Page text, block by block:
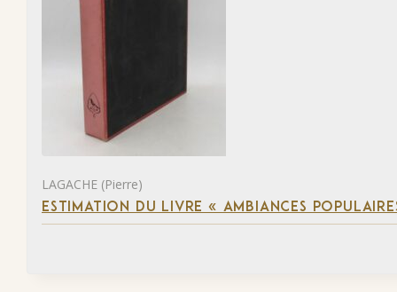
LAGACHE (Pierre)
ESTIMATION DU LIVRE « AMBIANCES